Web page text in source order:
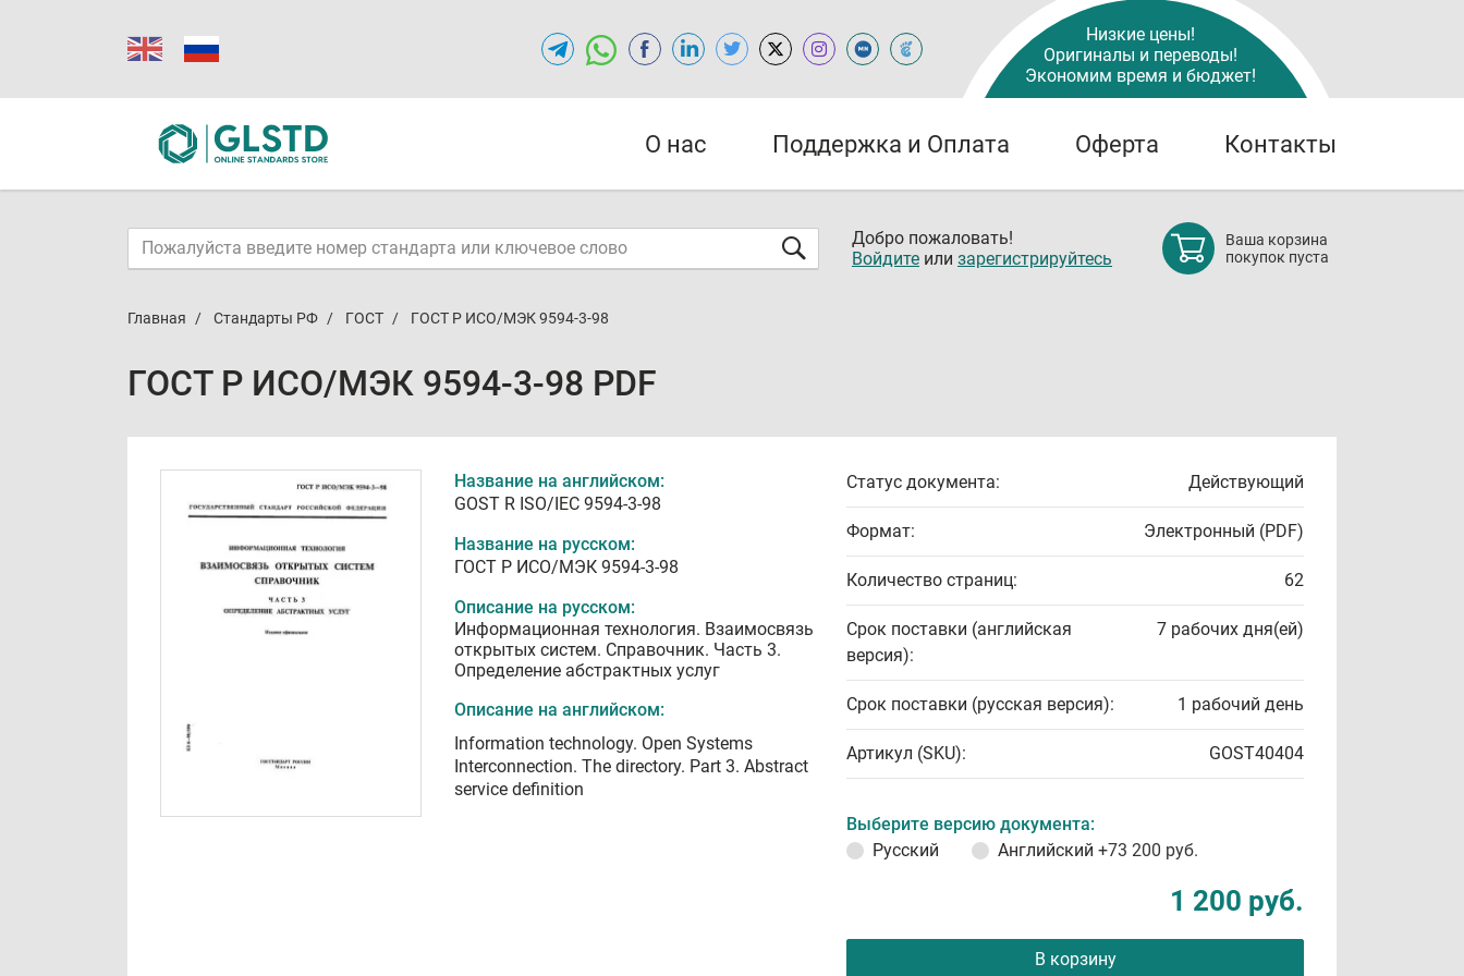
Низкие цены!
Оригиналы и переводы!
Экономим время и бюджет!
О нас Поддержка и Оплата Оферта Контакты
Добро пожаловать!
Войдите или зарегистрируйтесь
Ваша корзина
покупок пуста
Главная Стандарты РФ ГОСТ ГОСТ Р ИСО/МЭК 9594-3-98
ГОСТ Р ИСО/МЭК 9594-3-98 PDF
Название на английском:
GOST R ISO/IEC 9594-3-98
Название на русском:
ГОСТ Р ИСО/МЭК 9594-3-98
Описание на русском:
Информационная технология. Взаимосвязь
открытых систем. Справочник. Часть 3.
Определение абстрактных услуг
Описание на английском:
Information technology. Open Systems
Interconnection. The directory. Part 3. Abstract
service definition
Статус документа: Действующий
Формат: Электронный (PDF)
Количество страниц: 62
Срок поставки (английская
версия):
7 рабочих дня(ей)
Срок поставки (русская версия): 1 рабочий день
Артикул (SKU): GOST40404
Выберите версию документа:
Русский
Английский +73 200 руб.
1 200 руб.
В корзину